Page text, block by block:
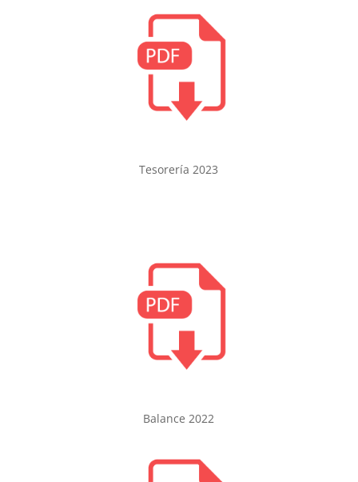
Tesorería 2023
Balance 2022